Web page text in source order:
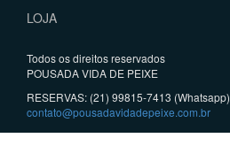
LOJA
Todos os direitos reservados
POUSADA VIDA DE PEIXE
RESERVAS: (21) 99815-7413 (Whatsapp)
contato@pousadavidadepeixe.com.br